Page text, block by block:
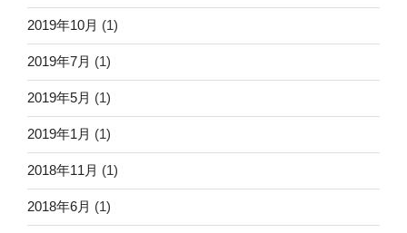
2019年10月 (1)
2019年7月 (1)
2019年5月 (1)
2019年1月 (1)
2018年11月 (1)
2018年6月 (1)